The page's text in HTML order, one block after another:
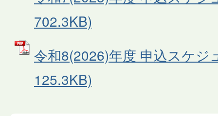
702.3KB)
令和8(2026)年度 申込スケジ
125.3KB)